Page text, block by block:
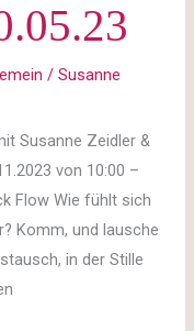
/Susanne
Susanne Zeidler &
von 10:00 –
Flow Wie fühlt sich
Komm, und lausche
in der Stille